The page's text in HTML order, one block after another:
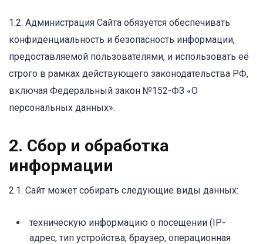
1.2. Администрация Сайта обязуется обеспечивать
конфиденциальность и безопасность информации,
предоставляемой пользователями, и использовать её
строго в рамках действующего законодательства РФ,
включая Федеральный закон №152-ФЗ «О
персональных данных».
2. Сбор и обработка
информации
2.1. Сайт может собирать следующие виды данных:
техническую информацию о посещении (IP-
адрес, тип устройства, браузер, операционная